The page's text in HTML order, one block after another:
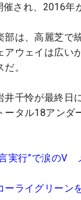
され、2016年
部は、高麗芝で
アウェイは広い
。
井千怜が最終日
ータル18アン
実行”で涙のV
ーライグリー